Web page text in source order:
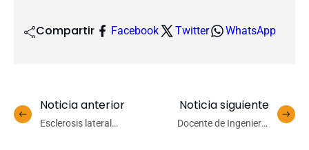
Compartir Facebook Twitter WhatsApp
Noticia anterior
Esclerosis lateral
Noticia siguiente
Docente de Ingeniería